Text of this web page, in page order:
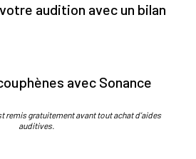
audition avec un bilan
avec Sonance
remis gratuitement avant tout achat d’aides
auditives.